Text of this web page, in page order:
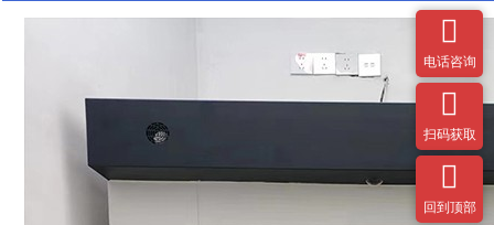

电话咨询

扫码获取

回到顶部